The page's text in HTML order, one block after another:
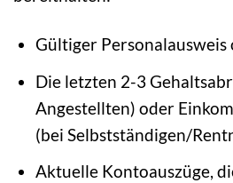
Gültiger Personalausweis
Die letzten 2-3
Angestellten) oder
(bei Selbstständigen/
Aktuelle Kontoauszüge,